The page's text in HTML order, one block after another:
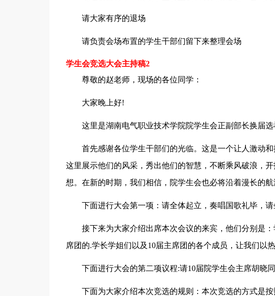
请大家有序的退场
请负责会场布置的学生干部们留下来整理会场
学生会竞选大会主持稿2
尊敬的赵老师，现场的各位同学：
大家晚上好!
这里是湖南电气职业技术学院院学生会正副部长换届
首先感谢各位学生干部们的光临。这是一个让人激动
这里展示他们的风采，秀出他们的智慧，不断乘风破浪，
想。在新的时期，我们相信，院学生会也必将沿着漫长的
下面进行大会第一项：请全体起立，奏唱国歌礼毕，请
接下来为大家介绍出席本次会议的来宾，他们分别是
席团的.学长学姐们以及10届主席团的各个成员，让我们以
下面进行大会的第二项议程:请10届院学生会主席胡晓
下面为大家介绍本次竞选的规则：本次竞选的方式是